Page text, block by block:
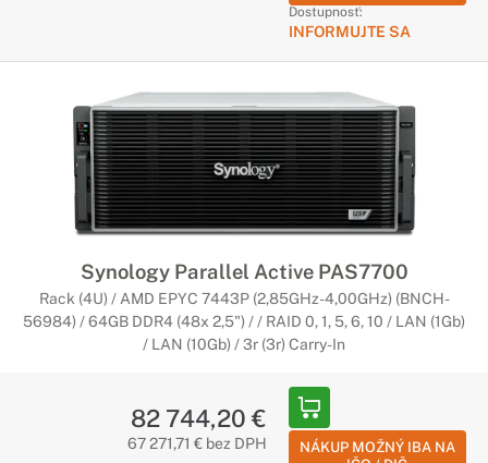
Dostupnosť:
INFORMUJTE SA
Synology Parallel Active PAS7700
Rack (4U) / AMD EPYC 7443P (2,85GHz-4,00GHz) (BNCH-
56984) / 64GB DDR4 (48x 2,5") / / RAID 0, 1, 5, 6, 10 / LAN (1Gb)
/ LAN (10Gb) / 3r (3r) Carry-In
82 744,20 €
67 271,71 € bez DPH
NÁKUP MOŽNÝ IBA NA